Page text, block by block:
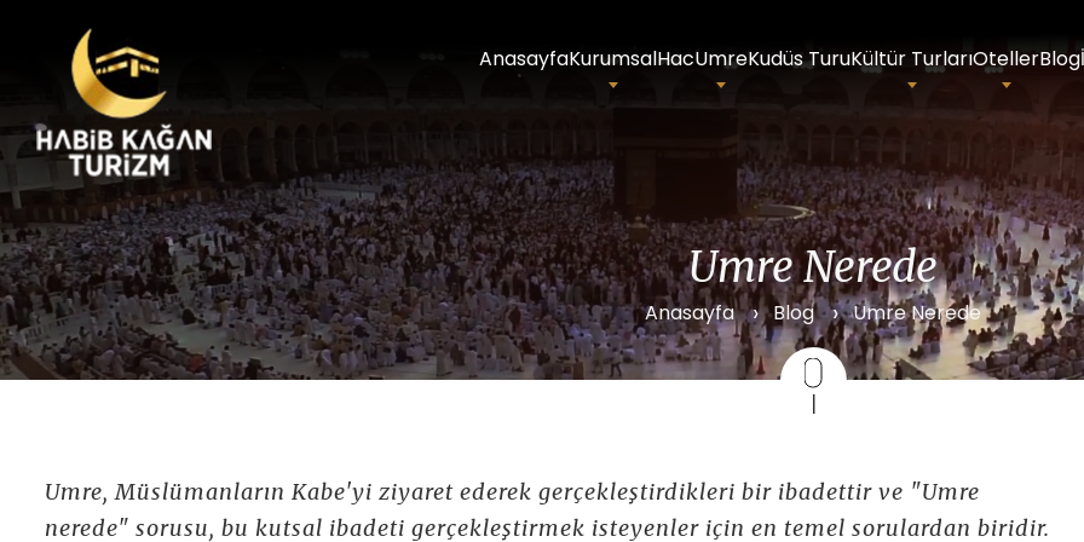
AnasayfaKurumsalHacUmreKudüs TuruKültür TurlarıOtellerBlog
Umre Nerede
Anasayfa Blog Umre Nerede
Umre, Müslümanların Kabe'yi ziyaret ederek gerçekleştirdikleri bir ibadettir ve "Umre
nerede" sorusu, bu kutsal ibadeti gerçekleştirmek isteyenler için en temel sorulardan biridir.